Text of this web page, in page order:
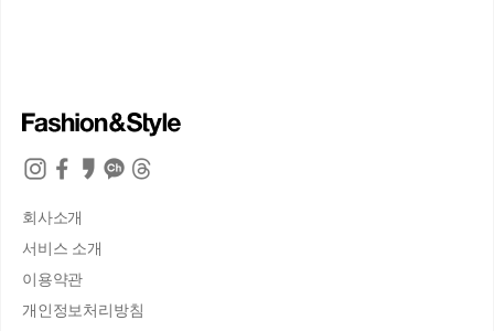
회사소개
서비스 소개
이용약관
개인정보처리방침